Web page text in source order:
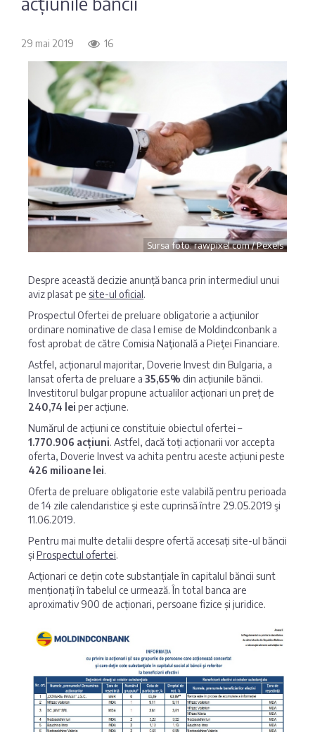
OTP Bank
ProCredit Bank
Victoriabank
29 mai 2019 16
Sursa foto: rawpixel.com / Pexels
Despre această decizie anunță banca prin intermediul unui
aviz plasat pe site-ul oficial.
Prospectul Ofertei de preluare obligatorie a acţiunilor
ordinare nominative de clasa I emise de Moldindconbank a
fost aprobat de către Comisia Naţională a Pieţei Financiare.
Astfel, acționarul majoritar, Doverie Invest din Bulgaria, a
lansat oferta de preluare a 35,65% din acțiunile băncii.
Investitorul bulgar propune actualilor acționari un preț de
240,74 lei per acțiune.
Numărul de acțiuni ce constituie obiectul ofertei –
1.770.906 acțiuni. Astfel, dacă toți acționarii vor accepta
oferta, Doverie Invest va achita pentru aceste acțiuni peste
426 milioane lei.
Oferta de preluare obligatorie este valabilă pentru perioada
de 14 zile calendaristice şi este cuprinsă între 29.05.2019 şi
11.06.2019.
Pentru mai multe detalii despre ofertă accesați site-ul băncii
și Prospectul ofertei.
Acționari ce dețin cote substanțiale în capitalul băncii sunt
menționați în tabelul ce urmează. În total banca are
aproximativ 900 de acționari, persoane fizice și juridice.